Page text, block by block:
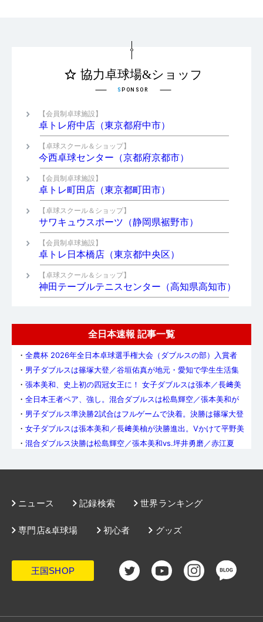
【会員制卓球施設】
卓トレ府中店（東京都府中市）
【卓球スクール＆ショップ】
今西卓球センター（京都府京都市）
【会員制卓球施設】
卓トレ町田店（東京都町田市）
【卓球スクール＆ショップ】
サワキュウスポーツ（静岡県裾野市）
【会員制卓球施設】
卓トレ日本橋店（東京都中央区）
【卓球スクール＆ショップ】
神田テーブルテニスセンター（高知県高知市）
全日本速報 記事一覧
・ 全農杯 2026年全日本卓球選手権大会（ダブルスの部）入賞者
・ 男子ダブルスは篠塚大登／谷垣佑真が地元・愛知で学生生活集
・ 張本美和、史上初の四冠女王に！ 女子ダブルスは張本／長﨑美
・ 全日本王者ペア、強し。混合ダブルスは松島輝空／張本美和が
・ 男子ダブルス準決勝2試合はフルゲームで決着。決勝は篠塚大登
・ 女子ダブルスは張本美和／長﨑美柚が決勝進出。Vかけて平野美
・ 混合ダブルス決勝は松島輝空／張本美和vs.坪井勇磨／赤江夏
・前回王者・飯村悠太／木方圭介は敗れる。男子ダブルスは地
柚に
・ 松島輝空／張本美和は順調に混合ダブルス準々決勝進出。吉村
和弘／長﨑美柚は前回準優勝ペアを破る
へ。連覇狙う飯村悠太／木方圭介は辛勝で5回戦を突破
・前回V・麻生麗名／笹尾明日香は苦戦乗り越え女子ダブルス8強
・2026全日本（ダブルスの部）各都道府県代表はこのペア！ その
3〈滋賀~沖縄〉
2026全日本卓球（ダブルスの部）各都道府県代表はこのペア！
その2 〈東京都〜岐阜県〉
・天皇杯・皇后杯 2026年全日本卓球選手権大会（一般・ジュニア
ニュース 記録検索 世界ランキング
グッズ
専門店&卓球場 初心者
王国SHOP